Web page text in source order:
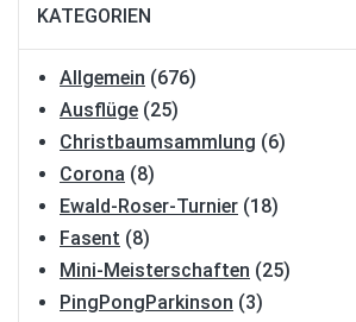
KATEGORIEN
Allgemein (676)
Ausflüge (25)
Christbaumsammlung (6)
Corona (8)
Ewald-Roser-Turnier (18)
Fasent (8)
Mini-Meisterschaften (25)
PingPongParkinson (3)